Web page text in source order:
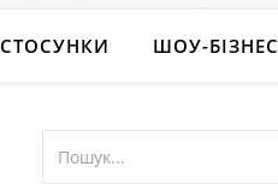
СТОСУНКИ ШОУ-БІЗНЕС